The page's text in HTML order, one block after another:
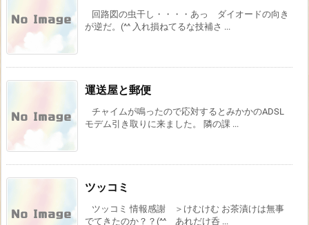
回路図の虫干し・・・・あっ ダイオードの向き
が逆だ。(^^ 入れ損ねてるな技補さ ...
運送屋と郵便
チャイムが鳴ったので応対するとみかかのADSL
モデム引き取りに来ました。 隣の課 ...
ツッコミ
ツッコミ 情報感謝 ＞けむけむ お茶漬けは無事
でてきたのか？？(^^ あれだけ呑 ...